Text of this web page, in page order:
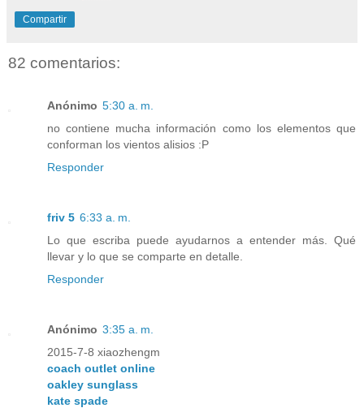
Compartir
82 comentarios:
Anónimo 5:30 a. m.
no contiene mucha información como los elementos que
conforman los vientos alisios :P
Responder
friv 5 6:33 a. m.
Lo que escriba puede ayudarnos a entender más. Qué
llevar y lo que se comparte en detalle.
Responder
Anónimo 3:35 a. m.
2015-7-8 xiaozhengm
coach outlet online
oakley sunglass
kate spade